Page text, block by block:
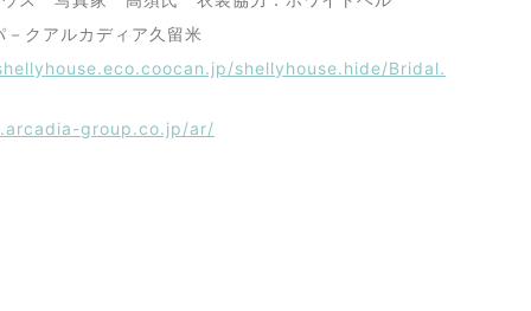
ルカディア久留米
shellyhouse.hide/Bridal.
group.co.jp/ar/